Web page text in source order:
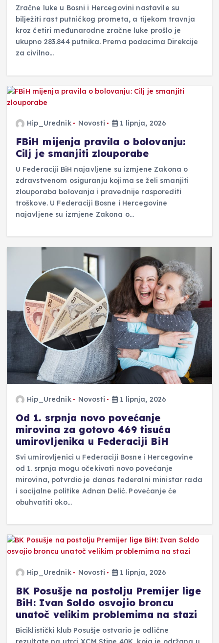
Zračne luke u Bosni i Hercegovini nastavile su
bilježiti rast putničkog prometa, a tijekom travnja
kroz četiri međunarodne zračne luke prošlo je
ukupno 283.844 putnika. Prema podacima Direkcije
za civilno…
Hip_Urednik Novosti 1 lipnja, 2026
FBiH mijenja pravila o bolovanju:
Cilj je smanjiti zlouporabe
U Federaciji BiH najavljene su izmjene Zakona o
zdravstvenom osiguranju kojima se želi smanjiti
zlouporaba bolovanja i pravednije rasporediti
troškove. U Federaciji Bosne i Hercegovine
najavljene su izmjene Zakona o…
Hip_Urednik Novosti 1 lipnja, 2026
Od 1. srpnja novo povećanje
mirovina za gotovo 469 tisuća
umirovljenika u Federaciji BiH
Svi umirovljenici u Federaciji Bosne i Hercegovine
od 1. srpnja mogu očekivati novo povećanje
mirovina, potvrdio je danas federalni ministar rada
i socijalne politike Adnan Delić. Povećanje će
obuhvatiti oko…
Hip_Urednik Novosti 1 lipnja, 2026
BK Posušje na postolju Premijer lige
BiH: Ivan Soldo osvojio broncu
unatoč velikim problemima na stazi
Biciklistički klub Posušje ostvario je odlične